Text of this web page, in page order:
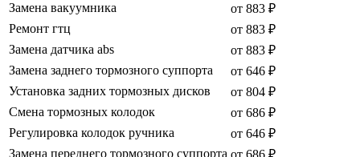
Замена вакуумника
от 883 ₽
Ремонт гтц
от 883 ₽
Замена датчика abs
от 883 ₽
Замена заднего тормозного суппорта
от 646 ₽
Установка задних тормозных дисков
от 804 ₽
Смена тормозных колодок
от 686 ₽
Регулировка колодок ручника
от 646 ₽
Замена переднего тормозного суппорта